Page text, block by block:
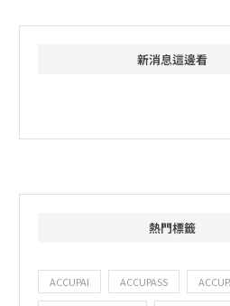
新消息這邊看
熱門標籤
ACCUPAI ACCUPASS